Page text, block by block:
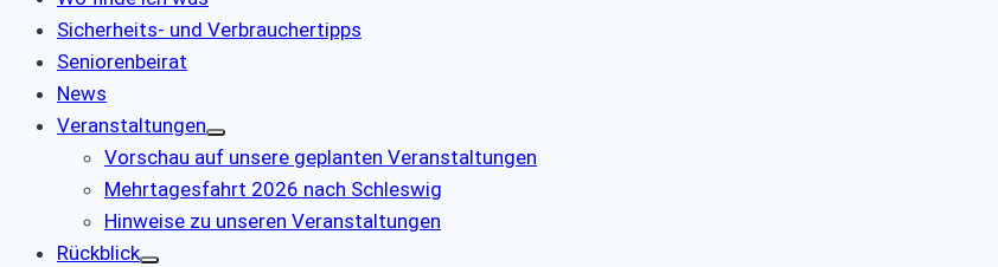
Sicherheits- und Verbrauchertipps
Seniorenbeirat
News
Veranstaltungen
Vorschau auf unsere geplanten Veranstaltungen
Mehrtagesfahrt 2026 nach Schleswig
Hinweise zu unseren Veranstaltungen
Rückblick